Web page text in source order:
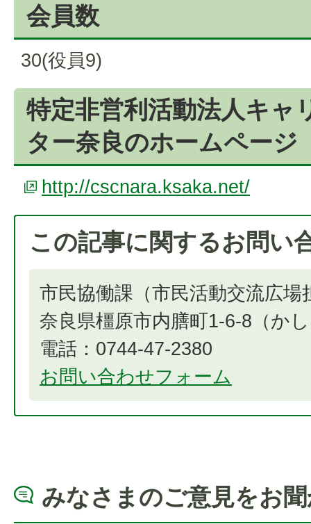
会員数
30(役員9)
特定非営利活動法人キャ
ター奈良のホームページ
http://cscnara.ksaka.net/
この記事に関するお問い
市民協働課（市民活動交流広場
奈良県橿原市内膳町1-6-8（か
電話：0744-47-2380
お問い合わせフォーム
みなさまのご意見をお